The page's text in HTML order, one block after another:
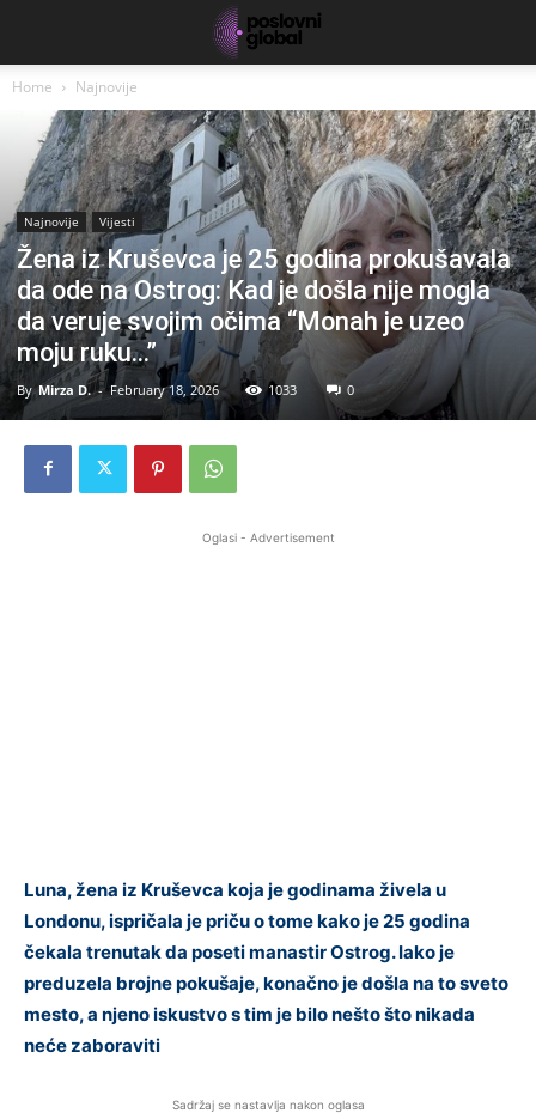
Home Najnovije
Najnovije Vijesti
Žena iz Kruševca je 25 godina prokušavala
da ode na Ostrog: Kad je došla nije mogla
da veruje svojim očima “Monah je uzeo
moju ruku…”
By Mirza D. - February 18, 2026 1033 0
Oglasi - Advertisement
Luna, žena iz Kruševca koja je godinama živela u
Londonu, ispričala je priču o tome kako je 25 godina
čekala trenutak da poseti manastir Ostrog. Iako je
preduzela brojne pokušaje, konačno je došla na to sveto
mesto, a njeno iskustvo s tim je bilo nešto što nikada
neće zaboraviti
Sadržaj se nastavlja nakon oglasa